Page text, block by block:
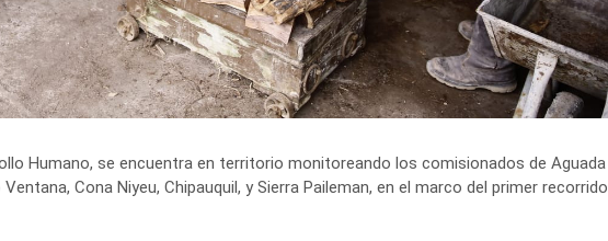
Humano, se encuentra en territorio monitoreando los comisionados de Aguada
Cona Niyeu, Chipauquil, y Sierra Paileman, en el marco del primer recorrido